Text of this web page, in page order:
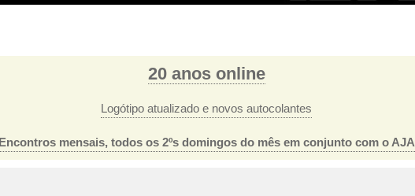
20 anos online
Logótipo atualizado e novos autocolantes
Encontros mensais, todos os 2ºs domingos do mês em conjunto com o AJA